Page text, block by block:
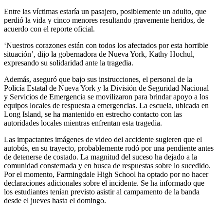
Entre las víctimas estaría un pasajero, posiblemente un adulto, que
perdió la vida y cinco menores resultando gravemente heridos, de
acuerdo con el reporte oficial.
‘Nuestros corazones están con todos los afectados por esta horrible
situación’, dijo la gobernadora de Nueva York, Kathy Hochul,
expresando su solidaridad ante la tragedia.
Además, aseguró que bajo sus instrucciones, el personal de la
Policía Estatal de Nueva York y la División de Seguridad Nacional
y Servicios de Emergencia se movilizaron para brindar apoyo a los
equipos locales de respuesta a emergencias. La escuela, ubicada en
Long Island, se ha mantenido en estrecho contacto con las
autoridades locales mientras enfrentan esta tragedia.
Las impactantes imágenes de video del accidente sugieren que el
autobús, en su trayecto, probablemente rodó por una pendiente antes
de detenerse de costado. La magnitud del suceso ha dejado a la
comunidad consternada y en busca de respuestas sobre lo sucedido.
Por el momento, Farmingdale High School ha optado por no hacer
declaraciones adicionales sobre el incidente. Se ha informado que
los estudiantes tenían previsto asistir al campamento de la banda
desde el jueves hasta el domingo.